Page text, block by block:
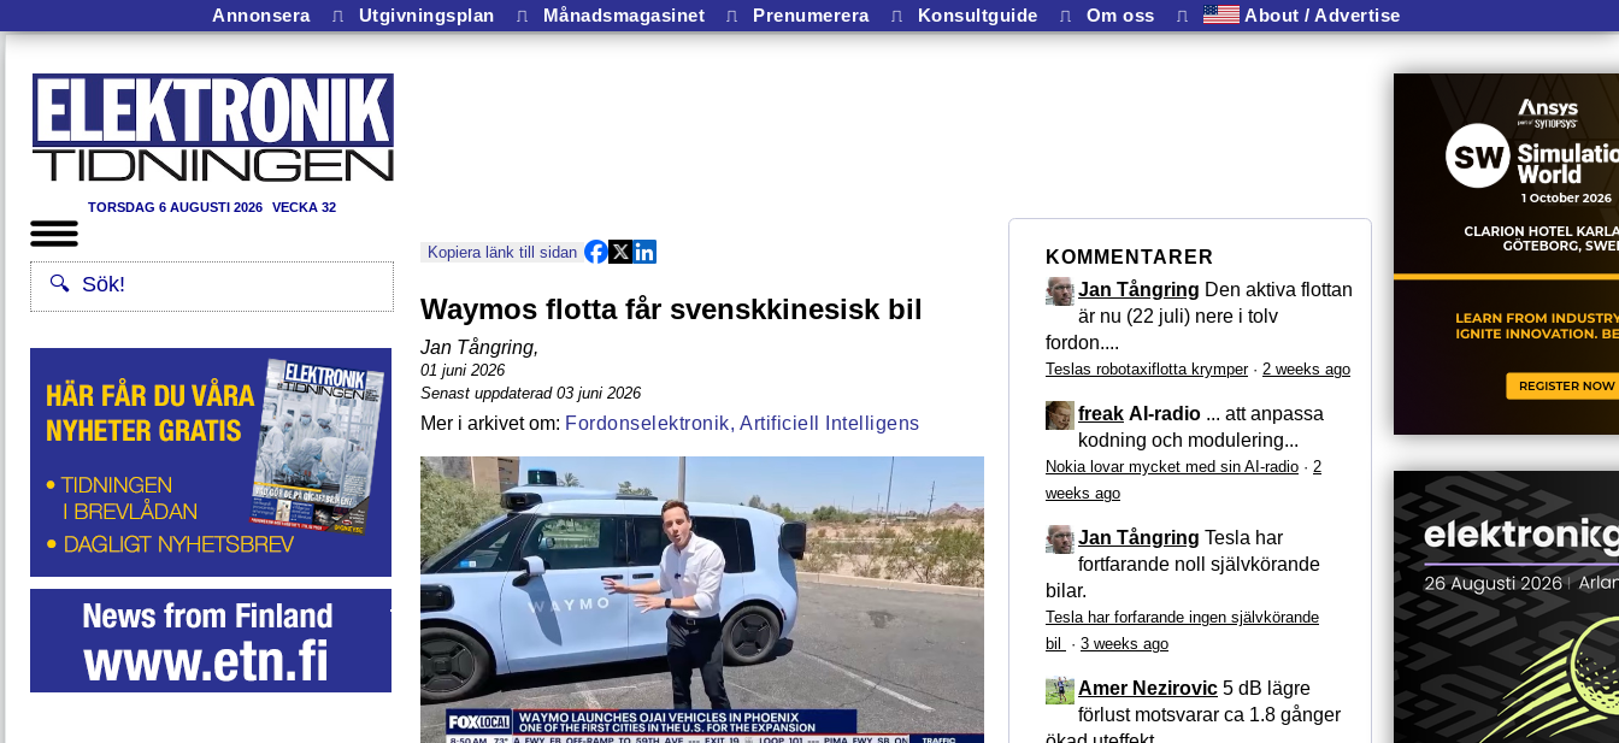
Annonsera ⎍ Utgivningsplan ⎍ Månadsmagasinet ⎍ Prenumerera ⎍ Konsultguide ⎍ Om oss ⎍ About / Advertise
TORSDAG 6 AUGUSTI 2026 VECKA 32
Kopiera länk till sidan
Waymos flotta får svenskkinesisk bil
Jan Tångring,
01 juni 2026
Senast uppdaterad 03 juni 2026
Fordonselektronik, Artificiell Intelligens
KOMMENTARER
Jan Tångring Den aktiva flottan
är nu (22 juli) nere i tolv
fordon....
Teslas robotaxiflotta krymper· 2 weeks ago
freak AI-radio ... att anpassa
kodning och modulering...
Nokia lovar mycket med sin AI-radio · 2
weeks ago
Jan Tångring Tesla har
fortfarande noll självkörande
bilar.
Tesla har forfarande ingen självkörande
bil
· 3 weeks ago
Amer Nezirovic 5 dB lägre
förlust motsvarar ca 1.8 gånger